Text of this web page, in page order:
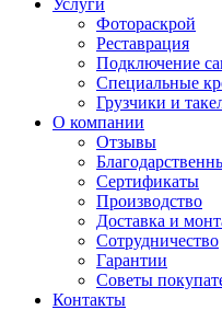
Услуги
Фотораскрой
Реставрация
Подключение
Специальные
Грузчики и
О компании
Отзывы
Сертификаты
Производство
Доставка и
Сотрудничество
Гарантии
Советы
Контакты